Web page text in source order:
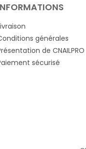
générales
de CNAILPRO
sécurisé